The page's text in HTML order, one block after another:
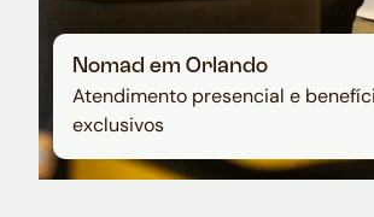
Nomad em Orlando
Atendimento presencial e
exclusivos